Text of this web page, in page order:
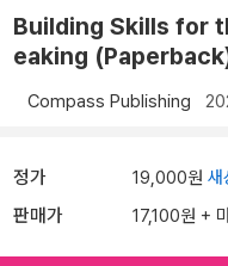
Building Skills for
eaking
Compass Publishing
정가 19,000원 새
판매가 17,100원 +